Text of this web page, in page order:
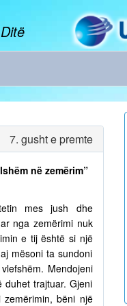
7. gusht e premte
në zemërim”
mes jush dhe
nga zemërimi nuk
e tij është si një
mësoni ta sundoni
Mendojeni
duhet trajtuar. Gjeni
bëni një